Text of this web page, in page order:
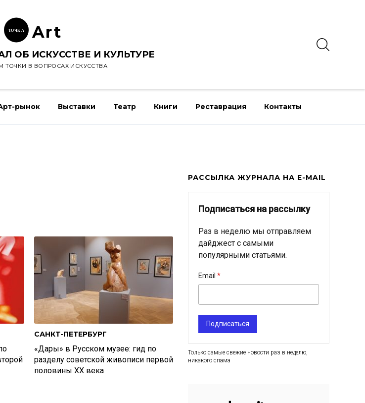
ТОЧК А Art
ОБ ИСКУССТВЕ И КУЛЬТУРЕ
ТОЧКИ В ВОПРОСАХ ИСКУССТВА
рынок Выставки Театр Книги Реставрация Контакты
САНКТ-ПЕТЕРБУРГ
«Дары» в Русском музее: гид по
разделу советской живописи первой
половины XX века
РАССЫЛКА ЖУРНАЛА НА E-MAIL
Подписаться на рассылку
Раз в неделю мы отправляем
дайджест с самыми
популярными статьями.
Email
Подписаться
Только самые свежие новости раз в неделю,
никакого спама